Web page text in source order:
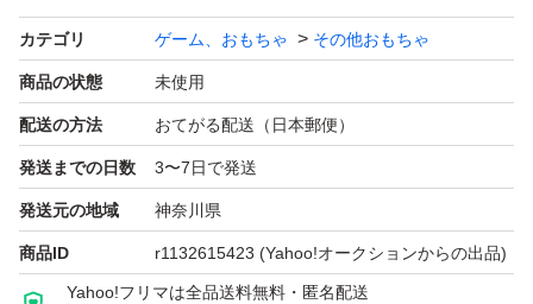
落札者様の方でヤスリなどで穴を広げる、部品を削るなど
の対応が必要となる場合がございます。
元のフィギュアの特性による商品となりますので、ご了承
下さい。
形状はフィギュア毎に適した長さに調節してますが、フィ
ギュア個体差により浮く場合もあります。
・仕上がり
カテゴリ ゲーム、おもちゃ その他おもちゃ
商品の状態 未使用
配送の方法 おてがる配送（日本郵便）
発送までの日数 3〜7日で発送
発送元の地域 神奈川県
商品ID r1132615423 (Yahoo!オークションからの出品)
Yahoo!フリマは全品送料無料・匿名配送